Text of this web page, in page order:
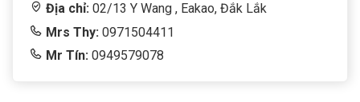
Địa chỉ: 02/13 Y Wang , Eakao, Đắk Lắk
Mrs Thy: 0971504411
Mr Tín: 0949579078